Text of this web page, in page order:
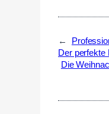
←
Der perfekte
Die